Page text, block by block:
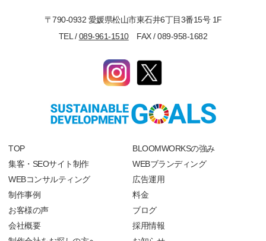
〒790-0932 愛媛県松山市東石井6丁目3番15号 1F
TEL /089-961-1510FAX / 089-958-1682
TOP
BLOOMWORKSの強み
集客・SEOサイト制作
WEBブランディング
WEBコンサルティング
広告運用
制作事例
料金
お客様の声
ブログ
会社概要
採用情報